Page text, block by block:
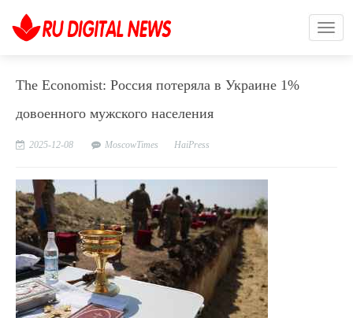
The Economist: Россия потеряла в Украине 1%
довоенного мужского населения
2025-12-08 MoscowTimes HaiPress